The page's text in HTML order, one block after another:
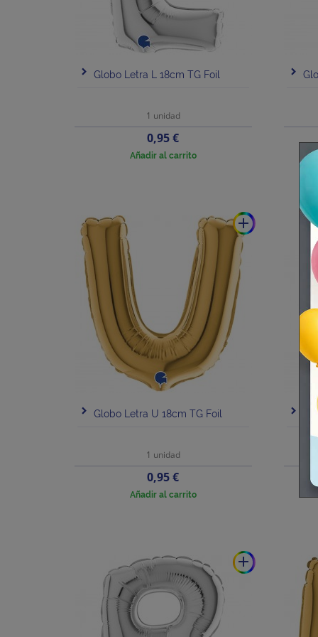
Globo Letra L 18cm TG Foil
1 unidad
Precio
0,95 €
Añadir al carrito
add
Globo Letra U 18cm TG Foil
1 unidad
Precio
0,95 €
Añadir al carrito
add